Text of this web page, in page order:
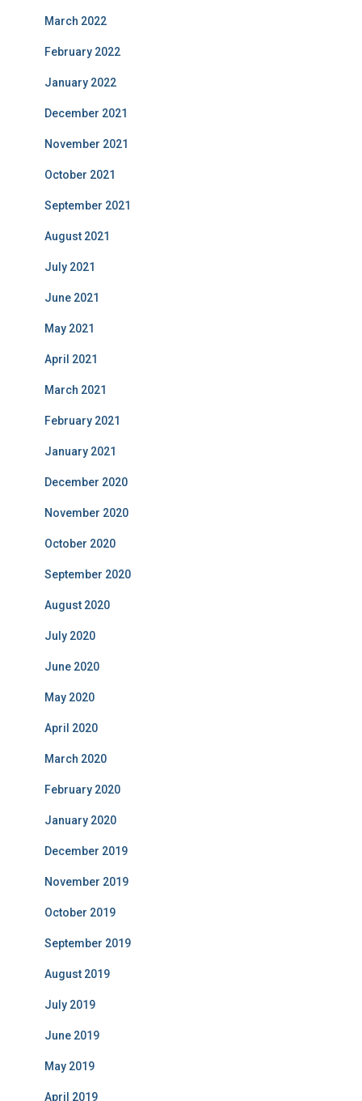
March 2022
February 2022
January 2022
December 2021
November 2021
October 2021
September 2021
August 2021
July 2021
June 2021
May 2021
April 2021
March 2021
February 2021
January 2021
December 2020
November 2020
October 2020
September 2020
August 2020
July 2020
June 2020
May 2020
April 2020
March 2020
February 2020
January 2020
December 2019
November 2019
October 2019
September 2019
August 2019
July 2019
June 2019
May 2019
April 2019